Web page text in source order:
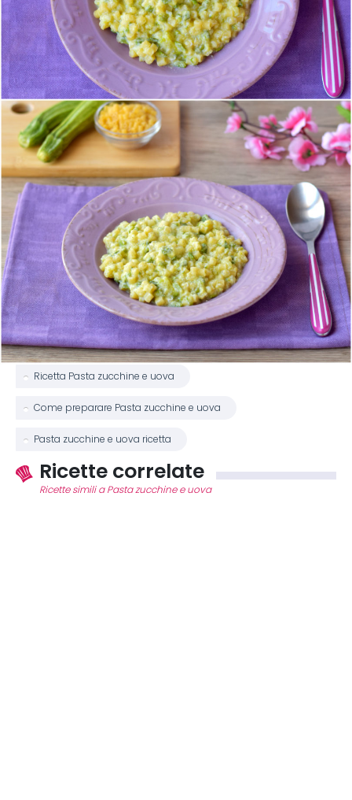
Ricetta Pasta zucchine e uova
Come preparare Pasta zucchine e uova
Pasta zucchine e uova ricetta
Ricette correlate
Ricette simili a Pasta zucchine e uova